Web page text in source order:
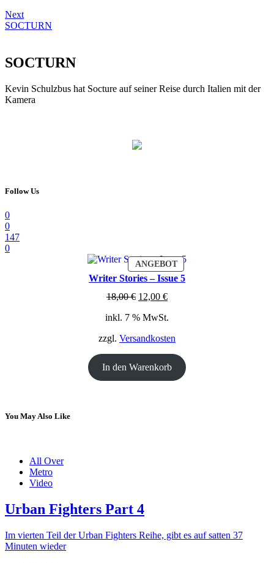
Next
SOCTURN
SOCTURN
Kevin Schulzbus hat Socture auf seiner Reise durch Italien mit der
Kamera
Follow Us
0
0
147
0
ANGEBOTPRODUKT
IM
ANGEBOT
Writer Stories – Issue 5
18,00€ Ursprünglicher
war:
12,00 €Aktueller
ist:
inkl. 7 % MwSt.
zzgl. Versandkosten
In den Warenkorb
You May Also Like
All Over
Metro
Video
Urban Fighters Part 4
Im vierten Teil der Urban Fighters Reihe, gibt es auf satten 37
Minuten wieder